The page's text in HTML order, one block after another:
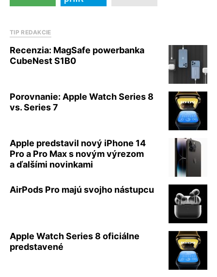
TIP REDAKCIE
Recenzia: MagSafe powerbanka
CubeNest S1B0
Porovnanie: Apple Watch Series 8
vs. Series 7
Apple predstavil nový iPhone 14
Pro a Pro Max s novým výrezom
a ďalšími novinkami
AirPods Pro majú svojho nástupcu
Apple Watch Series 8 oficiálne
predstavené